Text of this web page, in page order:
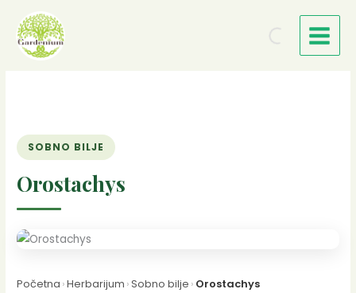
садржај
SOBNO BILJE
Orostachys
Početna ›Herbarijum ›Sobno bilje › Orostachys